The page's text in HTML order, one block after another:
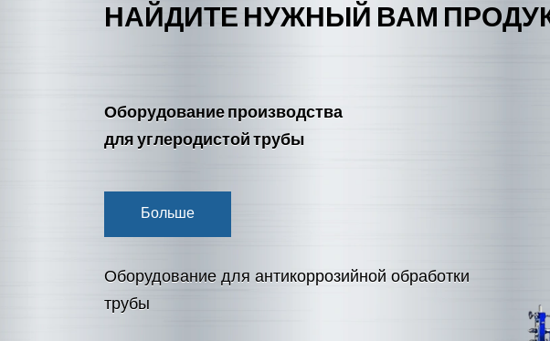
НАЙДИТЕ НУЖНЫЙ ВАМ
Оборудование производства
для углеродистой трубы
Больше
Оборудование для антикоррозийной обработки
трубы